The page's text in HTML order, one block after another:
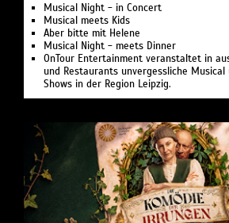
Musical Night - in Concert
Musical meets Kids
Aber bitte mit Helene
Musical Night - meets Dinner
OnTour Entertainment veranstaltet in
und Restaurants unvergessliche Musical
Shows in der Region Leipzig.